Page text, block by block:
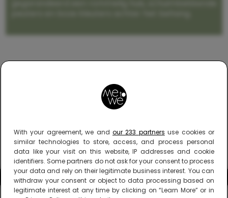
With your agreement, we and our 233 partners use cookies or
similar technologies to store, access, and process personal
data like your visit on this website, IP addresses and cookie
identifiers. Some partners do not ask for your consent to process
your data and rely on their legitimate business interest. You can
withdraw your consent or object to data processing based on
legitimate interest at any time by clicking on “Learn More” or in